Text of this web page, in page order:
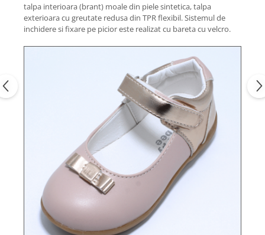
talpa interioara (brant) moale din piele sintetica, talpa
exterioara cu greutate redusa din TPR flexibil. Sistemul de
inchidere si fixare pe picior este realizat cu bareta cu velcro.